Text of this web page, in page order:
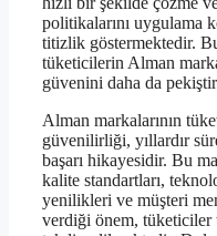
politikalarını uygulama
titizlik göstermektedir.
tüketicilerin Alman
güvenini daha da
Alman markalarının
güvenilirliği, yıllardır
başarı hikayesidir. Bu
kalite standartları,
yenilikleri ve müşteri
verdiği önem, tüketiciler